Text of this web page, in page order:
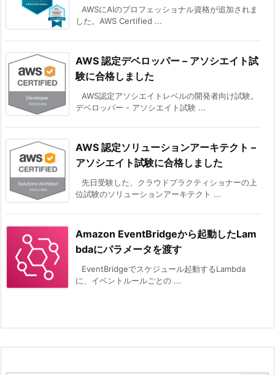
AWSにAIのプロフェッショナル資格が追加されま
した。AWS Certified ...
AWS 認定デベロッパー – アソシエイト試
験に合格しました
AWS認定アソシエイトレベルの開発者向け試験。
デベロッパー - アソシエイト試験 ...
AWS 認定ソリューションアーキテクト –
アソシエイト試験に合格しました
先日受験した、クラウドプラクティショナーの上
位試験のソリューションアーキテクト ...
Amazon EventBridgeから起動したLam
bdaにパラメータを渡す
EventBridgeでスケジュール起動するLambda
に、イベントルールごとの ...